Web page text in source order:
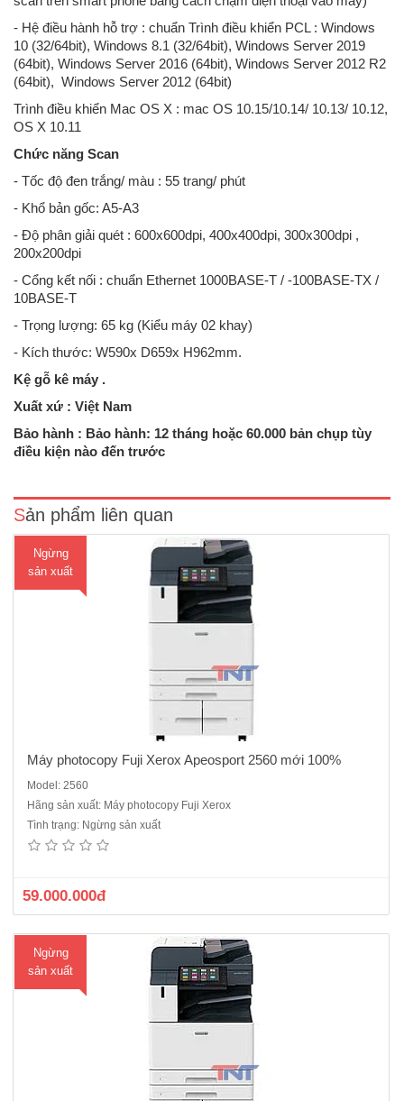
- Hệ điều hành hỗ trợ : chuẩn Trình điều khiển PCL : Windows
10 (32/64bit), Windows 8.1 (32/64bit), Windows Server 2019
(64bit), Windows Server 2016 (64bit), Windows Server 2012 R2
(64bit), Windows Server 2012 (64bit)
Trình điều khiển Mac OS X : mac OS 10.15/10.14/ 10.13/ 10.12,
OS X 10.11
Chức năng Scan
- Tốc độ đen trắng/ màu : 55 trang/ phút
- Khổ bản gốc: A5-A3
- Độ phân giải quét : 600x600dpi, 400x400dpi, 300x300dpi ,
200x200dpi
- Cổng kết nối : chuẩn Ethernet 1000BASE-T / -100BASE-TX /
10BASE-T
- Trọng lượng: 65 kg (Kiểu máy 02 khay)
- Kích thước: W590x D659x H962mm.
Kệ gỗ kê máy .
Xuất xứ : Việt Nam
Bảo hành : Bảo hành: 12 tháng hoặc 60.000 bản chụp tùy
điều kiện nào đến trước
Sản phẩm liên quan
Ngừng
sản xuất
Máy photocopy Fuji Xerox Apeosport 2560Chức năng: Photocopy/in
mạng/ scan màu-Tốc độ copy liên tục : 25 trang/phút- Bộ nhớ : 4GB
(tối đa)- Dung lượng thiết bị lưu trữ : SSD 128GB - Màn hình cảm ứng
Máy photocopy Fuji Xerox Apeosport 2560 mới 100%
Model: 2560
Hãng sản xuất: Máy photocopy Fuji Xerox
Tình trạng: Ngừng sản xuất
59.000.000đ
Ngừng
sản xuất
Máy photocopy Fuji Xerox Apeosport 3060 - Chức năng chính:
Photocopy /in/scan- Tốc độ copy liên tục : 30 trang/phút - Bộ nhớ : 4GB
(tối đa)- Dung lượng thiết bị lưu trữ : SSD 128GB - Màn hình cảm ứng